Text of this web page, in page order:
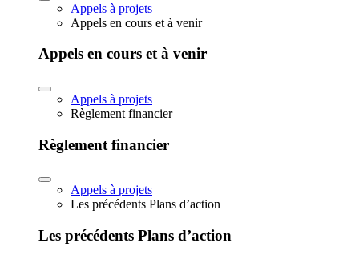
Appels à projets
Appels en cours et à venir
Appels en cours et à venir
Appels à projets
Règlement financier
Règlement financier
Appels à projets
Les précédents Plans d’action
Les précédents Plans d’action